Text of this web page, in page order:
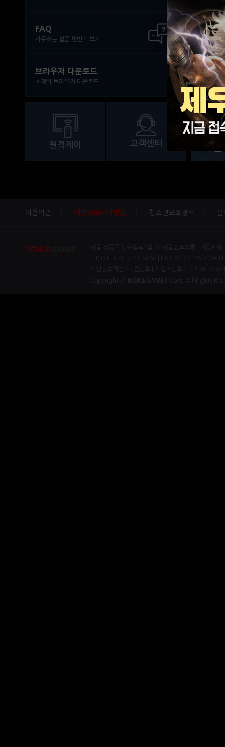
FAQ
자주하는 질문 한번에 보기
브라우저 다운로드
최적화 브라우저 다운로드
원격제어 고객센터
사용
전투
전투
창을
주로
다수
돌진
조
이용약관 개인정보처리방침 청소년보호정책 운
서울 성동구 성수일로4길 25 서울숲코오롱디지털타
PHONE: 070-5147-6068 | FAX : 02) 2135-2166 |
NOBLEGAMES Corp. All Rights